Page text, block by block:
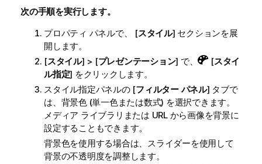
次の手順を実行します。
プロパティ パネルで、 [スタイル] セクションを展
開します。
[スタイル] > [プレゼンテーション] で、 [スタイ
ル指定] をクリックします。
スタイル指定パネルの [フィルター パネル] タブで
は、背景色 (単一色または数式) を選択できます。
メディア ライブラリまたは URL から画像を背景に
設定することもできます。
背景色を使用する場合は、スライダーを使用して
背景の不透明度を調整します。